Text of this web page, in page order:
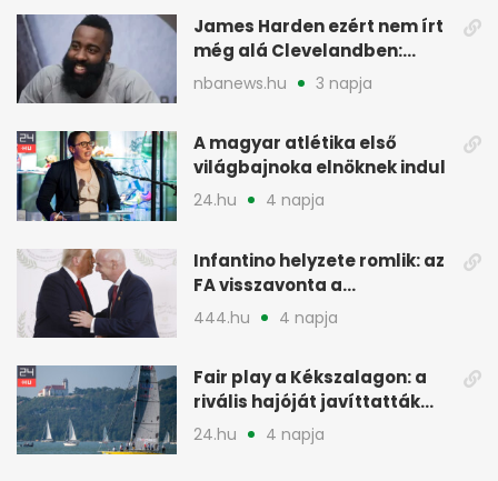
James Harden ezért nem írt
még alá Clevelandben:
pénzügyi okok
nbanews.hu 3 napja
A magyar atlétika első
világbajnoka elnöknek indul
24.hu 4 napja
Infantino helyzete romlik: az
FA visszavonta a
támogatását, jöhet a
444.hu 4 napja
Fair play a Kékszalagon: a
rivális hajóját javíttatták
meg
24.hu 4 napja